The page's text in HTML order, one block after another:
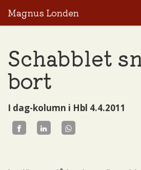
Magnus Londen
Schabblet
bort
I dag-kolumn i Hbl 4.4.2011